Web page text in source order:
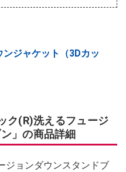
ジャケット（3Dカッ
ク(R)洗えるフュージ
」の商品詳細
ジョンダウンスタンドブ